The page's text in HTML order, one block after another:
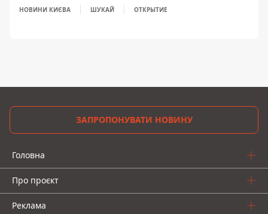
НОВИНИ КИЄВА ШУКАЙ ОТКРЫТИЕ
ЗАПРОПОНУВАТИ НОВИНУ
Головна
Про проєкт
Реклама